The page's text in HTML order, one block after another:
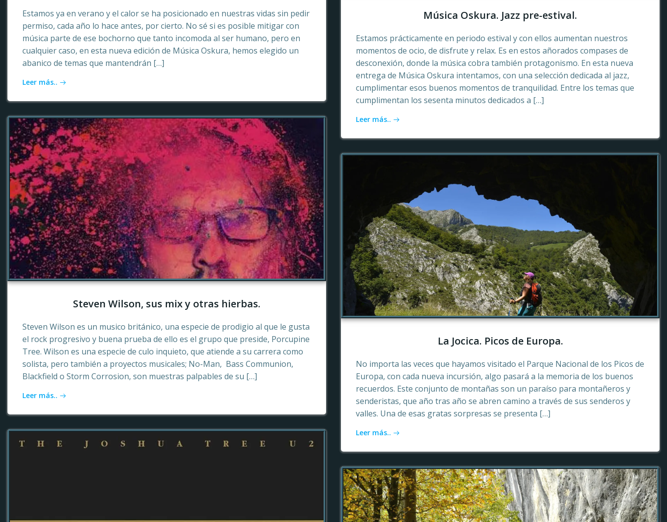
Estamos ya en verano y el calor se ha posicionado en nuestras vidas sin pedir
permiso, cada año lo hace antes, por cierto. No sé si es posible mitigar con
música parte de ese bochorno que tanto incomoda al ser humano, pero en
cualquier caso, en esta nueva edición de Música Oskura, hemos elegido un
abanico de temas que mantendrán […]
Leer más..
Música Oskura. Jazz pre-estival.
Estamos prácticamente en periodo estival y con ellos aumentan nuestros
momentos de ocio, de disfrute y relax. Es en estos añorados compases de
desconexión, donde la música cobra también protagonismo. En esta nueva
entrega de Música Oskura intentamos, con una selección dedicada al jazz,
cumplimentar esos buenos momentos de tranquilidad. Entre los temas que
cumplimentan los sesenta minutos dedicados a […]
Leer más..
Steven Wilson, sus mix y otras hierbas.
Steven Wilson es un musico británico, una especie de prodigio al que le gusta
el rock progresivo y buena prueba de ello es el grupo que preside, Porcupine
Tree. Wilson es una especie de culo inquieto, que atiende a su carrera como
solista, pero también a proyectos musicales; No-Man, Bass Communion,
Blackfield o Storm Corrosion, son muestras palpables de su […]
Leer más..
La Jocica. Picos de Europa.
No importa las veces que hayamos visitado el Parque Nacional de los Picos de
Europa, con cada nueva incursión, algo pasará a la memoria de los buenos
recuerdos. Este conjunto de montañas son un paraíso para montañeros y
senderistas, que año tras año se abren camino a través de sus senderos y
valles. Una de esas gratas sorpresas se presenta […]
Leer más..